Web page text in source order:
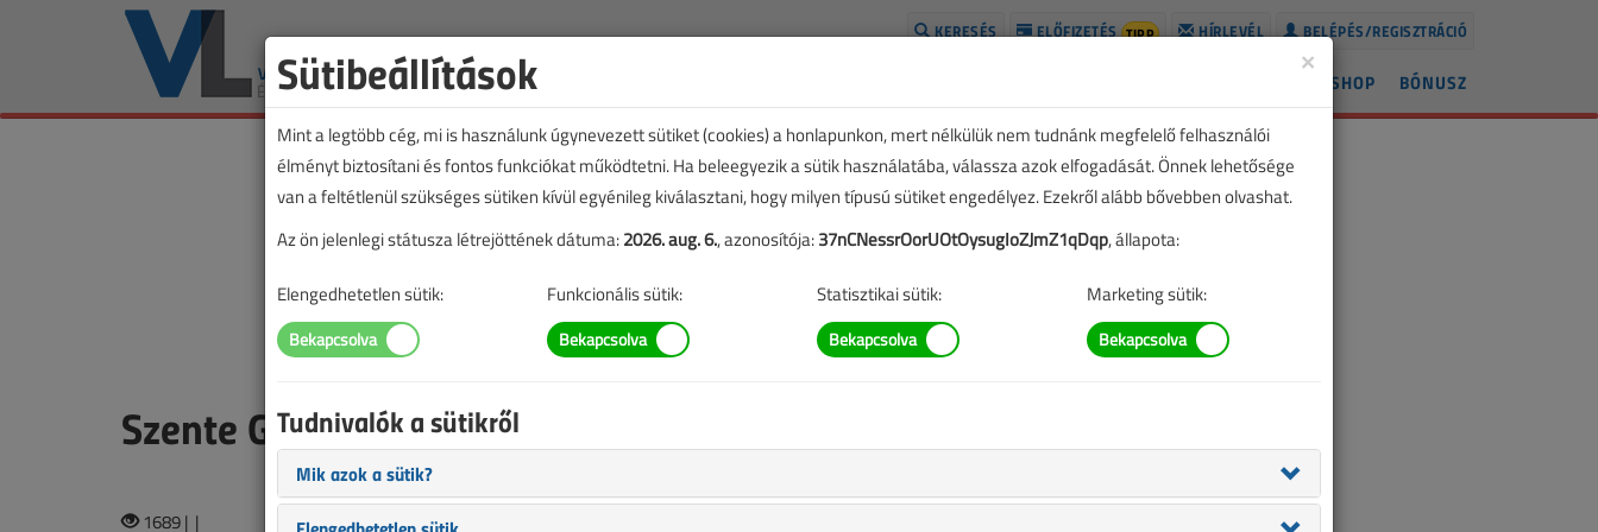
BELÉPÉS/REGISZTRÁCIÓ
HÍRLEVÉL
ELŐFIZETÉS TIPP
KERESÉS
BÓNUSZ
SHOP
Szente Gábor SZERZŐK LISTÁJA
1689 | |
×
Sütibeállítások
Mint a legtöbb cég, mi is használunk úgynevezett sütiket (cookies) a honlapunkon, mert nélkülük nem tudnánk megfelelő felhasználói
élményt biztosítani és fontos funkciókat működtetni. Ha beleegyezik a sütik használatába, válassza azok elfogadását. Önnek lehetősége
van a feltétlenül szükséges sütiken kívül egyénileg kiválasztani, hogy milyen típusú sütiket engedélyez. Ezekről alább bővebben olvashat.
Az ön jelenlegi státusza létrejöttének dátuma:2026. aug. 6., azonosítója:37nCNessrOorUOtOysugIoZJmZ1qDqp, állapota:
Elengedhetetlen sütik: Funkcionális sütik: Statisztikai sütik: Marketing sütik:
Tudnivalók a sütikről
Mik azok a sütik?